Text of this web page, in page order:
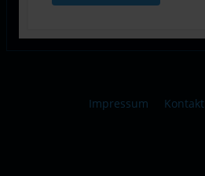
Impressum Kontakt